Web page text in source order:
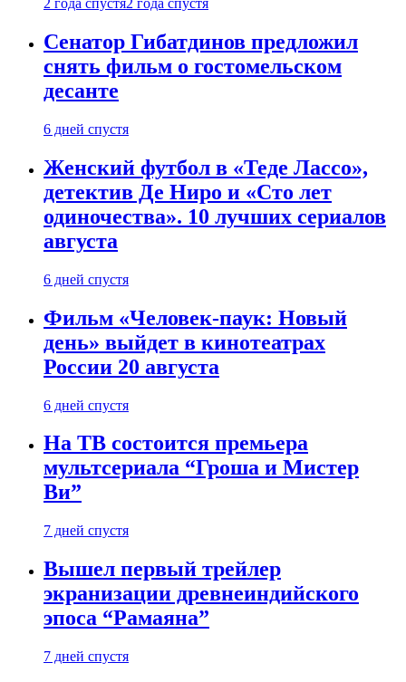
2 года спустя2 года спустя
Сенатор Гибатдинов предложил
снять фильм о гостомельском
десанте
6 дней спустя
Женский футбол в «Теде Лассо»,
детектив Де Ниро и «Сто лет
одиночества». 10 лучших сериалов
августа
6 дней спустя
Фильм «Человек-паук: Новый
день» выйдет в кинотеатрах
России 20 августа
6 дней спустя
На ТВ состоится премьера
мультсериала “Гроша и Мистер
Ви”
7 дней спустя
Вышел первый трейлер
экранизации древнеиндийского
эпоса “Рамаяна”
7 дней спустя